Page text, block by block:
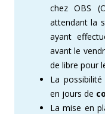
chez OBS
attendant la
ayant
avant le
de libre pour
La
en jours de
La mise en